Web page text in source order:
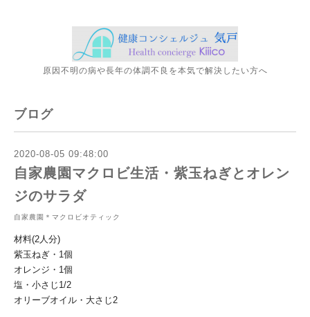
原因不明の病や長年の体調不良を本気で解決したい方へ
ブログ
2020-08-05 09:48:00
自家農園マクロビ生活・紫玉ねぎとオレン
ジのサラダ
自家農園＊マクロビオティック
材料(2人分)
紫玉ねぎ・1個
オレンジ・1個
塩・小さじ1/2
オリーブオイル・大さじ2